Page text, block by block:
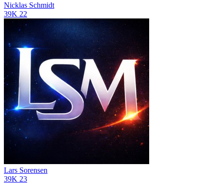
Nicklas Schmidt
39K 22
Lars Sorensen
39K 23